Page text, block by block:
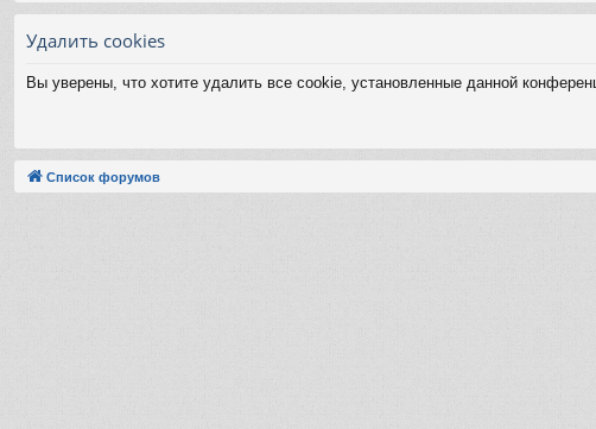
Удалить cookies
Вы уверены, что хотите удалить все cookie, установленные данной
Список форумов